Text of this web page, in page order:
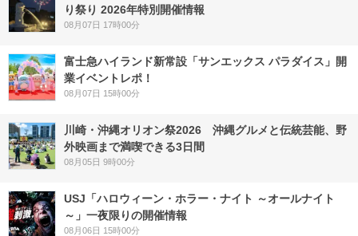
り祭り 2026年特別開催情報
08月07日 17時00分
富士急ハイランド新常設「サンエックス パラダイス」開
業イベントレポ！
08月07日 15時00分
川崎・沖縄オリオン祭2026 沖縄グルメと伝統芸能、野
外映画まで満喫できる3日間
08月05日 9時00分
USJ「ハロウィーン・ホラー・ナイト ～オールナイト
～」一夜限りの開催情報
08月06日 15時00分